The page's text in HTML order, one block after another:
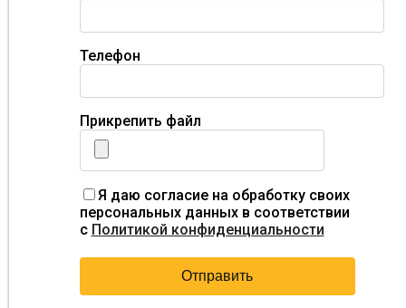
Телефон
Прикрепить файл
Я даю согласие на обработку своих
персональных данных в соответствии
с Политикой конфиденциальности